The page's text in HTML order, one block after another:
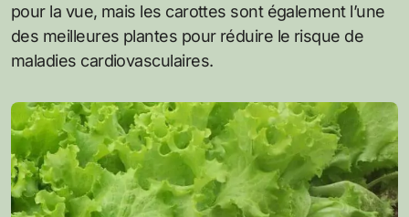
pour la vue, mais les carottes sont également l’une
des meilleures plantes pour réduire le risque de
maladies cardiovasculaires.